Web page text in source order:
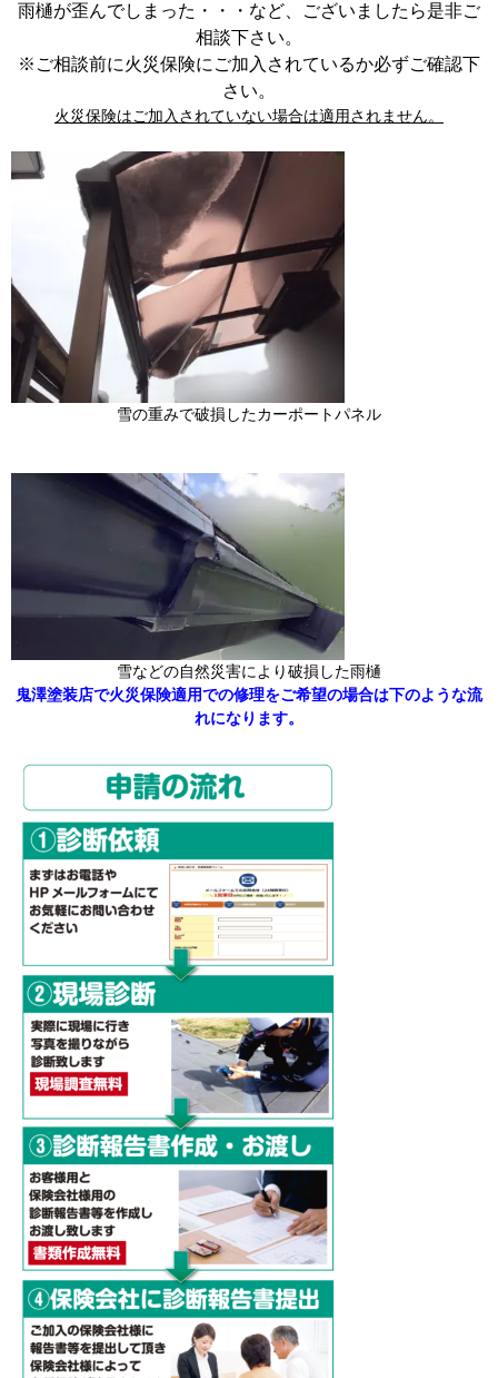
雨樋が歪んでしまった・・・など、ございましたら是非ご
相談下さい。
※ご相談前に火災保険にご加入されているか必ずご確認下
さい。
火災保険はご加入されていない場合は適用されません。
雪の重みで破損したカーポートパネル
雪などの自然災害により破損した雨樋
鬼澤塗装店で火災保険適用での修理をご希望の場合は下のような流
れになります。